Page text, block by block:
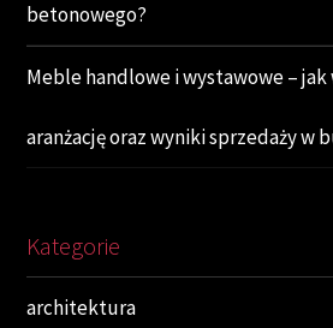
betonowego?
Meble handlowe i wystawowe – jak
aranżację oraz wyniki sprzedaży w
Kategorie
architektura